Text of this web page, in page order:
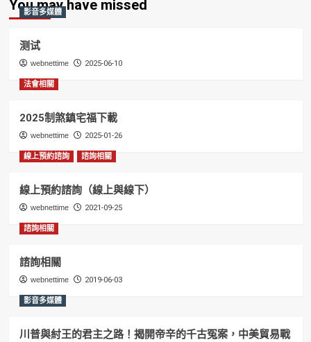
You may have missed
影音多媒體
测试
webnettime 2025-06-10
法會相關
2025制煞鎮宅福下載
webnettime 2025-01-26
線上預約諮詢 諮詢相關
線上預約諮詢（線上與線下）
webnettime 2021-09-25
諮詢相關
諮詢相關
webnettime 2019-06-03
影音多媒體
川普與紂王的君主之路！揭開帝辛的千古冤案，中美貿易戰